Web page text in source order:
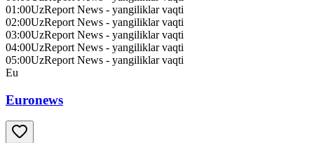
01:00UzReport News - yangiliklar vaqti
02:00UzReport News - yangiliklar vaqti
03:00UzReport News - yangiliklar vaqti
04:00UzReport News - yangiliklar vaqti
05:00UzReport News - yangiliklar vaqti
Eu
Euronews